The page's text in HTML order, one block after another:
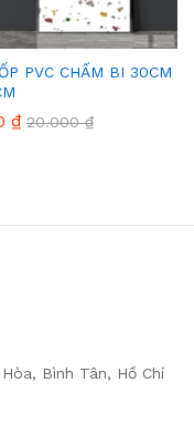
PVC CHẤM BI 30CM
₫ 20.000₫
Bình Tân, Hồ Chí